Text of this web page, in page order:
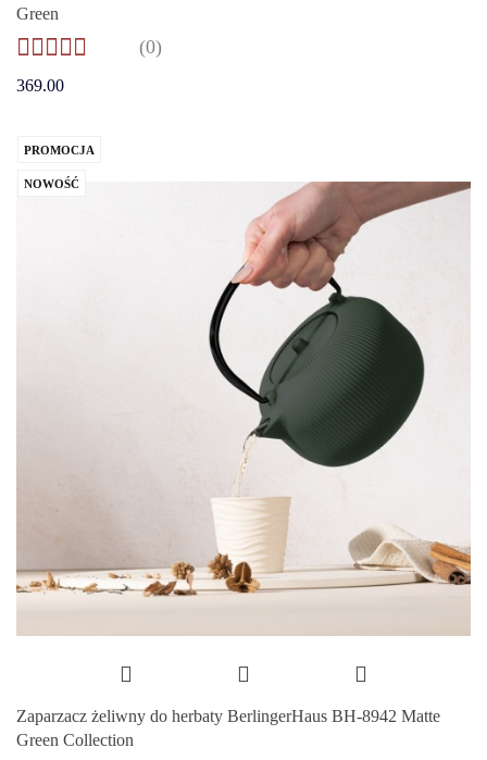
Green
(0)
369.00
PROMOCJA
NOWOŚĆ
Zaparzacz żeliwny do herbaty BerlingerHaus BH-8942 Matte
Green Collection